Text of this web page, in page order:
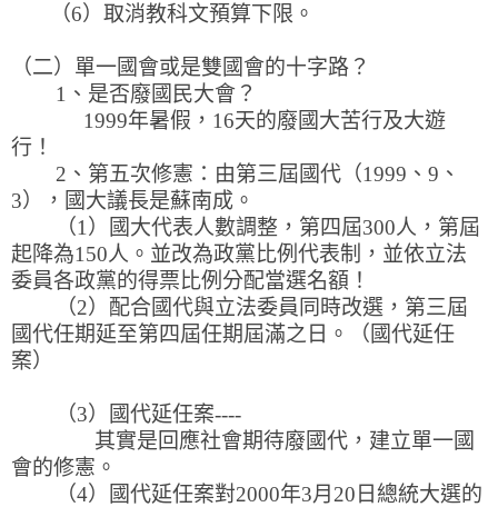
（6）取消教科文預算下限。
（二）單一國會或是雙國會的十字路？
1、是否廢國民大會？
1999年暑假，16天的廢國大苦行及大遊
行！
2、第五次修憲：由第三屆國代（1999、9、
3），國大議長是蘇南成。
（1）國大代表人數調整，第四屆300人，第屆
起降為150人。並改為政黨比例代表制，並依立法
委員各政黨的得票比例分配當選名額！
（2）配合國代與立法委員同時改選，第三屆
國代任期延至第四屆任期屆滿之日。（國代延任
案）
（3）國代延任案----
其實是回應社會期待廢國代，建立單一國
會的修憲。
（4）國代延任案對2000年3月20日總統大選的